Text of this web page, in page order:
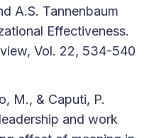
A.S. Tannenbaum
Effectiveness.
Vol. 22, 534-540
M., & Caputi, P.
and work